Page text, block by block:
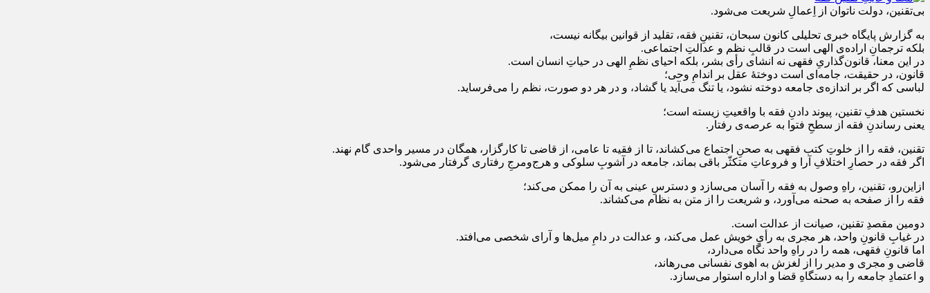
بی‌تقنین، دولت ناتوان از اِعمالِ شریعت می‌شود.
به گزارش پایگاه خبری تحلیلی کانون سبحان، تقنینِ فقه، تقلید از قوانین بیگانه نیست،
بلکه ترجمانِ اراده‌ی الهی است در قالبِ نظم و عدالتِ اجتماعی.
در این معنا، قانون‌گذاریِ فقهی نه انشای رأی بشر، بلکه احیای نظمِ الهی در حیاتِ انسان است.
قانون، در حقیقت، جامه‌ای است دوختۀ عقل بر اندامِ وحی؛
لباسی که اگر بر اندازه‌ی جامعه دوخته نشود، یا تنگ می‌آید یا گشاد، و در هر دو صورت، نظم را می‌فرساید.
نخستین هدفِ تقنین، پیوند دادنِ فقه با واقعیتِ زیسته است؛
یعنی رساندنِ فقه از سطحِ فتوا به عرصه‌ی رفتار.
تقنین، فقه را از خلوتِ كتب فقهى به صحنِ اجتماع می‌کشاند، تا از فقیه تا عامی، از قاضی تا کارگزار، همگان در مسیر واحدی گام نهند.
اگر فقه در حصارِ اختلافِ آرا و فروعاتِ متکثّر باقی بماند، جامعه در آشوبِ سلوکی و هرج‌ومرجِ رفتاری گرفتار می‌شود.
ازاین‌رو، تقنین، راهِ وصول به فقه را آسان می‌سازد و دسترسِ عینی به آن را ممکن می‌کند؛
فقه را از صفحه به صحنه می‌آورد، و شریعت را از متن به نظام می‌کشاند.
دومین مقصدِ تقنین، صیانت از عدالت است.
در غیابِ قانونِ واحد، هر مجری به رأیِ خویش عمل می‌کند، و عدالت در دامِ میل‌ها و آرا‌ی شخصی می‌افتد.
اما قانونِ فقهی، همه را در راهِ واحد نگاه می‌دارد،
قاضی و مجری و مدیر را از لغزش به اهوی نفسانی می‌رهاند،
و اعتمادِ جامعه را به دستگاهِ قضا و اداره استوار می‌سازد.